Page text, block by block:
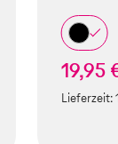
19,95
Lieferzeit: